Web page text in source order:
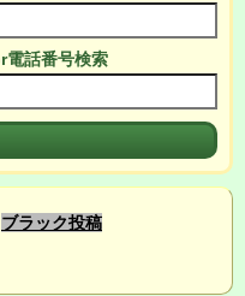
電話番号検索
ブラック投稿